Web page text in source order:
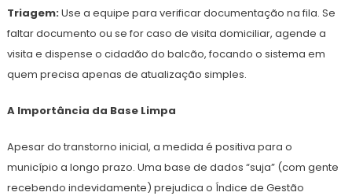
Triagem:Use a equipe para verificar documentação na fila. Se
faltar documento ou se for caso de visita domiciliar, agende a
visita e dispense o cidadão do balcão, focando o sistema em
quem precisa apenas de atualização simples.
A Importância da Base Limpa
Apesar do transtorno inicial, a medida é positiva para o
município a longo prazo. Uma base de dados “suja” (com gente
recebendo indevidamente) prejudica o Índice de Gestão